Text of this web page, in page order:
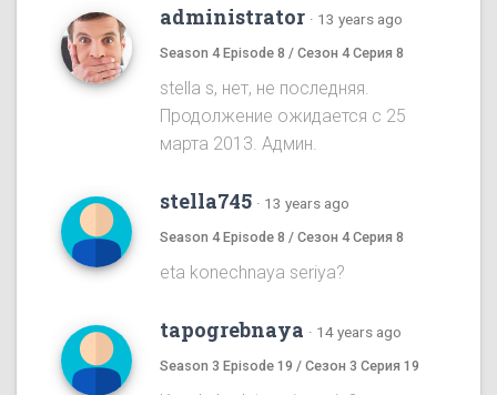
administrator · 13 years ago
Season 4 Episode 8 / Сезон 4 Серия 8
stella s, нет, не последняя.
Продолжение ожидается с 25
марта 2013. Админ.
stella745 · 13 years ago
Season 4 Episode 8 / Сезон 4 Серия 8
eta konechnaya seriya?
tapogrebnaya · 14 years ago
Season 3 Episode 19 / Сезон 3 Серия 19